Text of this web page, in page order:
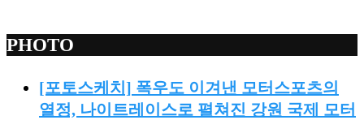
PHOTO
[포토스케치] 폭우도 이겨낸 모터스포츠의
열정, 나이트레이스로 펼쳐진 강원 국제 모터